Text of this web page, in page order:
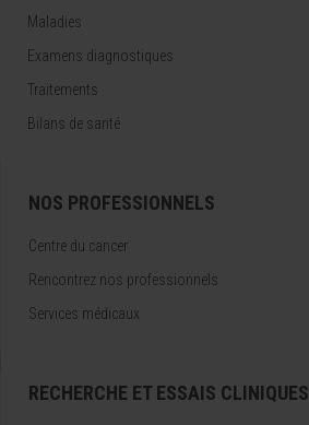
Maladies
Examens diagnostiques
Traitements
Bilans de santé
NOS PROFESSIONNELS
Centre du cancer
Rencontrez nos professionnels
Services médicaux
RECHERCHE ET ESSAIS CLINIQUES